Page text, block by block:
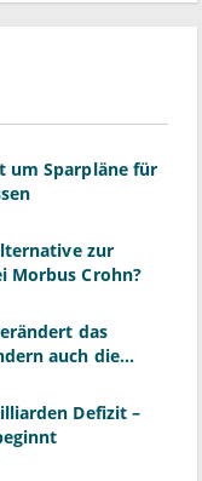
um Sparpläne für
zur
Morbus Crohn?
das
auch die
Defizit –